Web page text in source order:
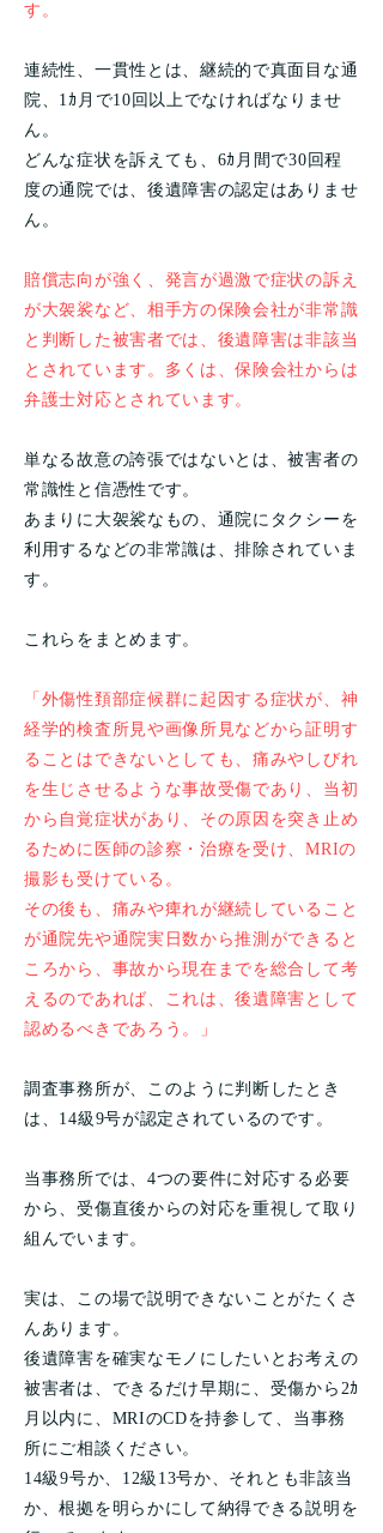
す。
連続性、一貫性とは、継続的で真面目な通
院、1ｶ月で10回以上でなければなりませ
ん。
どんな症状を訴えても、6ｶ月間で30回程
度の通院では、後遺障害の認定はありませ
ん。
賠償志向が強く、発言が過激で症状の訴え
が大袈裟など、相手方の保険会社が非常識
と判断した被害者では、後遺障害は非該当
とされています。多くは、保険会社からは
弁護士対応とされています。
単なる故意の誇張ではないとは、被害者の
常識性と信憑性です。
あまりに大袈裟なもの、通院にタクシーを
利用するなどの非常識は、排除されていま
す。
これらをまとめます。
「外傷性頚部症候群に起因する症状が、神
経学的検査所見や画像所見などから証明す
ることはできないとしても、痛みやしびれ
を生じさせるような事故受傷であり、当初
から自覚症状があり、その原因を突き止め
るために医師の診察・治療を受け、MRIの
撮影も受けている。
その後も、痛みや痺れが継続していること
が通院先や通院実日数から推測ができると
ころから、事故から現在までを総合して考
えるのであれば、これは、後遺障害として
認めるべきであろう。」
調査事務所が、このように判断したとき
は、14級9号が認定されているのです。
当事務所では、4つの要件に対応する必要
から、受傷直後からの対応を重視して取り
組んでいます。
実は、この場で説明できないことがたくさ
んあります。
後遺障害を確実なモノにしたいとお考えの
被害者は、できるだけ早期に、受傷から2ｶ
月以内に、MRIのCDを持参して、当事務
所にご相談ください。
14級9号か、12級13号か、それとも非該当
か、根拠を明らかにして納得できる説明を